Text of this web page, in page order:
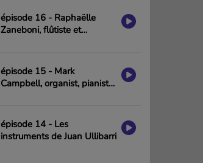
épisode 16 - Raphaëlle
Zaneboni, flûtiste et
épisode 15 - Mark
Campbell, organist, pianist
épisode 14 - Les
instruments de Juan Ullibarri